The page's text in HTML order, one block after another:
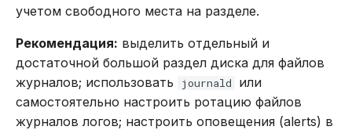
учетом свободного места на разделе.
Рекомендация: выделить отдельный и
достаточной большой раздел диска для файлов
журналов; использовать
journald
или
самостоятельно настроить ротацию файлов
журналов логов; настроить оповещения (alerts) в